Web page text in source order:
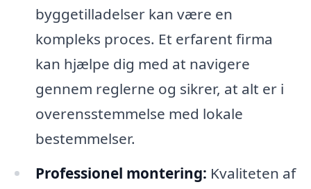
byggetilladelser kan være en
kompleks proces. Et erfarent firma
kan hjælpe dig med at navigere
gennem reglerne og sikrer, at alt er i
overensstemmelse med lokale
bestemmelser.
Professionel montering: Kvaliteten af